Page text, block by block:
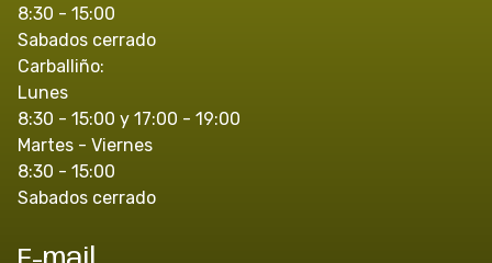
8:30 - 15:00
Sabados cerrado
Carballiño:
Lunes
8:30 - 15:00 y 17:00 - 19:00
Martes - Viernes
8:30 - 15:00
Sabados cerrado